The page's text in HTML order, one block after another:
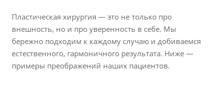
Пластическая хирургия — это не только про
внешность, но и про уверенность в себе. Мы
бережно подходим к каждому случаю и добиваемся
естественного, гармоничного результата. Ниже —
примеры преображений наших пациентов.